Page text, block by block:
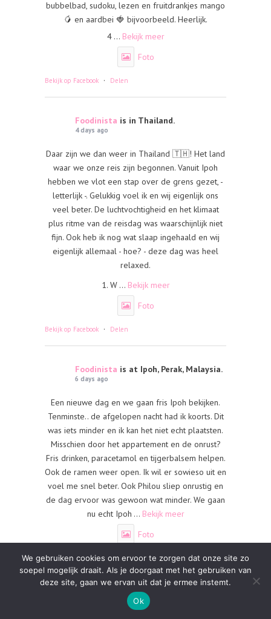
bubbelbad, sudoku, lezen en fruitdrankjes mango
🥭 en aardbei 🍓 bijvoorbeeld. Heerlijk.
4 ... Bekijk meer
Foto
Bekijk op Facebook · Delen
Foodinista is in Thailand.
4 days ago
Daar zijn we dan weer in Thailand 🇹🇭! Het land
waar we onze reis zijn begonnen. Vanuit Ipoh
hebben we vlot een stap over de grens gezet, -
letterlijk -. Gelukkig voel ik en wij eigenlijk ons
veel beter. De luchtvochtigheid en het klimaat
plus ritme van de reisdag was waarschijnlijk niet
fijn. Ook heb ik nog wat slaap ingehaald en wij
eigenlijk allemaal - hoe? - deze dag was heel
relaxed.
1. W ... Bekijk meer
Foto
Bekijk op Facebook · Delen
Foodinista is at Ipoh, Perak, Malaysia.
6 days ago
Een nieuwe dag en we gaan fris Ipoh bekijken.
Tenminste.. de afgelopen nacht had ik koorts. Dit
was iets minder en ik kan het niet echt plaatsten.
Misschien door het appartement en de onrust?
Fris drinken, paracetamol en tijgerbalsem helpen.
Ook de ramen weer open. Ik wil er sowieso uit en
voel me snel beter. Ook Philou sliep onrustig en
de dag ervoor was gewoon wat minder. We gaan
nu echt Ipoh ... Bekijk meer
Foto
Bekijk op Facebook · Delen
We gebruiken cookies om ervoor te zorgen dat onze site zo
soepel mogelijk draait. Als je doorgaat met het gebruiken van
deze site, gaan we ervan uit dat je ermee instemt.
Ok